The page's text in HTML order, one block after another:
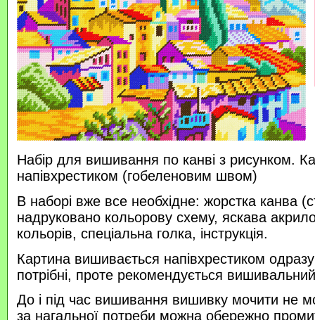
Набір для вишивання по канві з рисунком.
напівхрестиком (гобеленовим швом)
В наборі вже все необхідне: жорстка канва
надруковано кольорову схему, яскава
кольорів, спеціальна голка, інструкція.
Картина вишивається напівхрестиком одразу
потрібні, проте рекомендується
До і під час вишивання вишивку мочити не
за нагальної потреби можна обережно